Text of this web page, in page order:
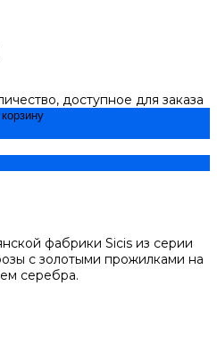
доступное для заказа
фабрики Sicis из серии
с золотыми прожилками на
серебра.